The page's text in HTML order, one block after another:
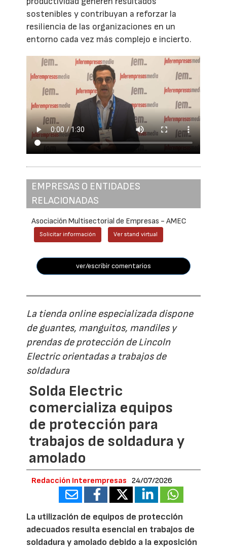
sostenibles y contribuyan a reforzar la
resiliencia de las organizaciones en un
entorno cada vez más complejo e incierto.
EMPRESAS O ENTIDADES
RELACIONADAS
Asociación Multisectorial de Empresas - AMEC
Solicitar información Ver stand virtual
ver/escribir comentarios
La tienda online especializada dispone
de guantes, manguitos, mandiles y
prendas de protección de Lincoln
Electric orientadas a trabajos de
soldadura
Solda Electric
comercializa equipos
de protección para
trabajos de soldadura y
amolado
Redacción Interempresas 24/07/2026
La utilización de equipos de protección
adecuados resulta esencial en trabajos de
soldadura y amolado debido a la exposición